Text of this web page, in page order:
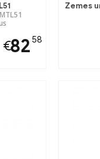
€82 58
Zemes